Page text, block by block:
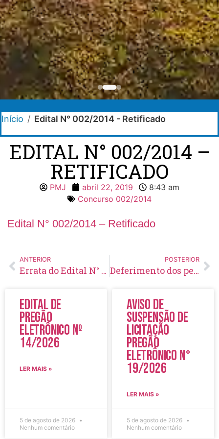
Início / Edital N° 002/2014 - Retificado
EDITAL N° 002/2014 –
RETIFICADO
PMJ abril 22, 2019
8:43 am
Concurso 002/2014
Edital N° 002/2014 – Retificado
ANTERIOR
Errata do Edital N° 002/2014
POSTERIOR
Deferimento dos pedidos de isenção da taxa de inscrição
Edital de
Pregão
Eletrônico Nº
14/2026
LER MAIS »
5 de agosto de 2026
Nenhum comentário
Aviso de
Suspensão de
Licitação
Pregão
Eletrônico N°
19/2026
LER MAIS »
5 de agosto de 2026
Nenhum comentário